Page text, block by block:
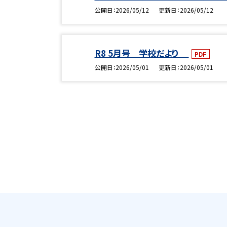
公開日 2026/05/12 更新日 2026/05/12
R8 5月号 学校だより
PDF
公開日 2026/05/01 更新日 2026/05/01